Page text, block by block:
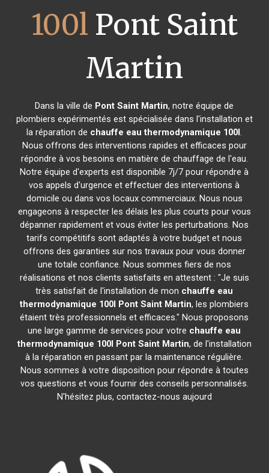
100l Pont Saint
Martin
Dans la ville de Pont Saint Martin, notre équipe de
plombiers expérimentés est spécialisée dans l'installation et
la réparation de chauffe eau thermodynamique 100l.
Nous offrons des interventions rapides et efficaces pour
répondre à vos besoins en matière de chauffage de l'eau.
Notre équipe d'experts est disponible 7j/7 pour répondre à
vos appels d'urgence et effectuer des interventions à
domicile ou dans vos locaux commerciaux. Nous nous
engageons à respecter les délais les plus courts pour vous
dépanner rapidement et vous éviter les perturbations. Nos
tarifs compétitifs sont adaptés à votre budget et nous
offrons des garanties sur nos travaux pour vous donner
une totale confiance. Nous sommes fiers de nos
réalisations et nos clients satisfaits en attestent : "Je suis
très satisfait de l'installation de mon chauffe eau
thermodynamique 100l Pont Saint Martin, les plombiers
étaient très professionnels et efficaces." Nous proposons
une large gamme de services pour votre chauffe eau
thermodynamique 100l Pont Saint Martin, de l'installation
à la réparation en passant par la maintenance régulière.
Nous sommes à votre disposition pour répondre à toutes
vos questions et vous fournir des conseils personnalisés.
N'hésitez plus, contactez-nous aujourd